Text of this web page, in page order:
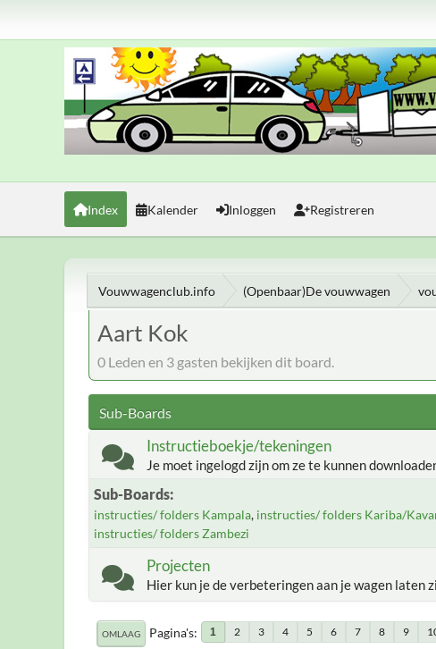
Index Kalender Inloggen Registreren
Vouwwagenclub.info (Openbaar)De vouwwagen
Aart Kok
0 Leden en 3 gasten bekijken dit board.
Sub-Boards
Instructieboekje/tekeningen
Je moet ingelogd zijn om ze te kunnen
Sub-Boards
instructies/ folders Kampala instructies/ folders Kariba/
instructies/ folders Zambezi
Projecten
Hier kun je de verbeteringen aan je wagen laten
OMLAAG Pagina's 1 2 3 4 5 6 7 8 9